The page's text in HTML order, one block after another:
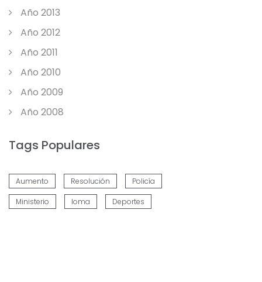
Año 2013
Año 2012
Año 2011
Año 2010
Año 2009
Año 2008
Tags Populares
Aumento Resolución Policía
Ministerio Ioma Deportes